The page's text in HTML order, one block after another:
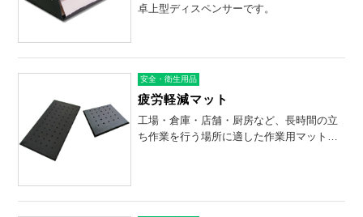
卓上型ディスペンサーです。
安全・衛生用品
疲労軽減マット
工場・倉庫・店舗・厨房など、長時間の立
ち作業を行う場所に適した作業用マットで